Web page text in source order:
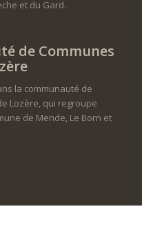
et du Gard.
de Communes
la communauté de
Lozère, qui regroupe
de Mende, Le Born et